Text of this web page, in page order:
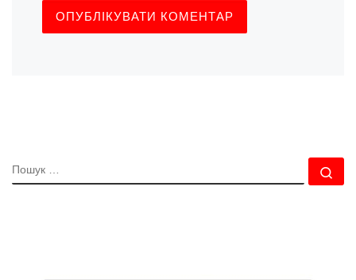
ПОШУК